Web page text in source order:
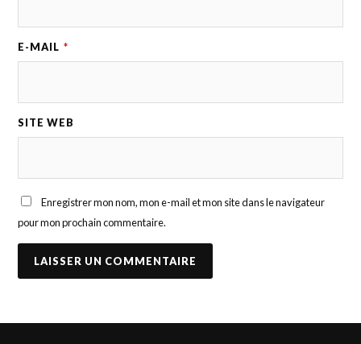
E-MAIL *
SITE WEB
Enregistrer mon nom, mon e-mail et mon site dans le navigateur
pour mon prochain commentaire.